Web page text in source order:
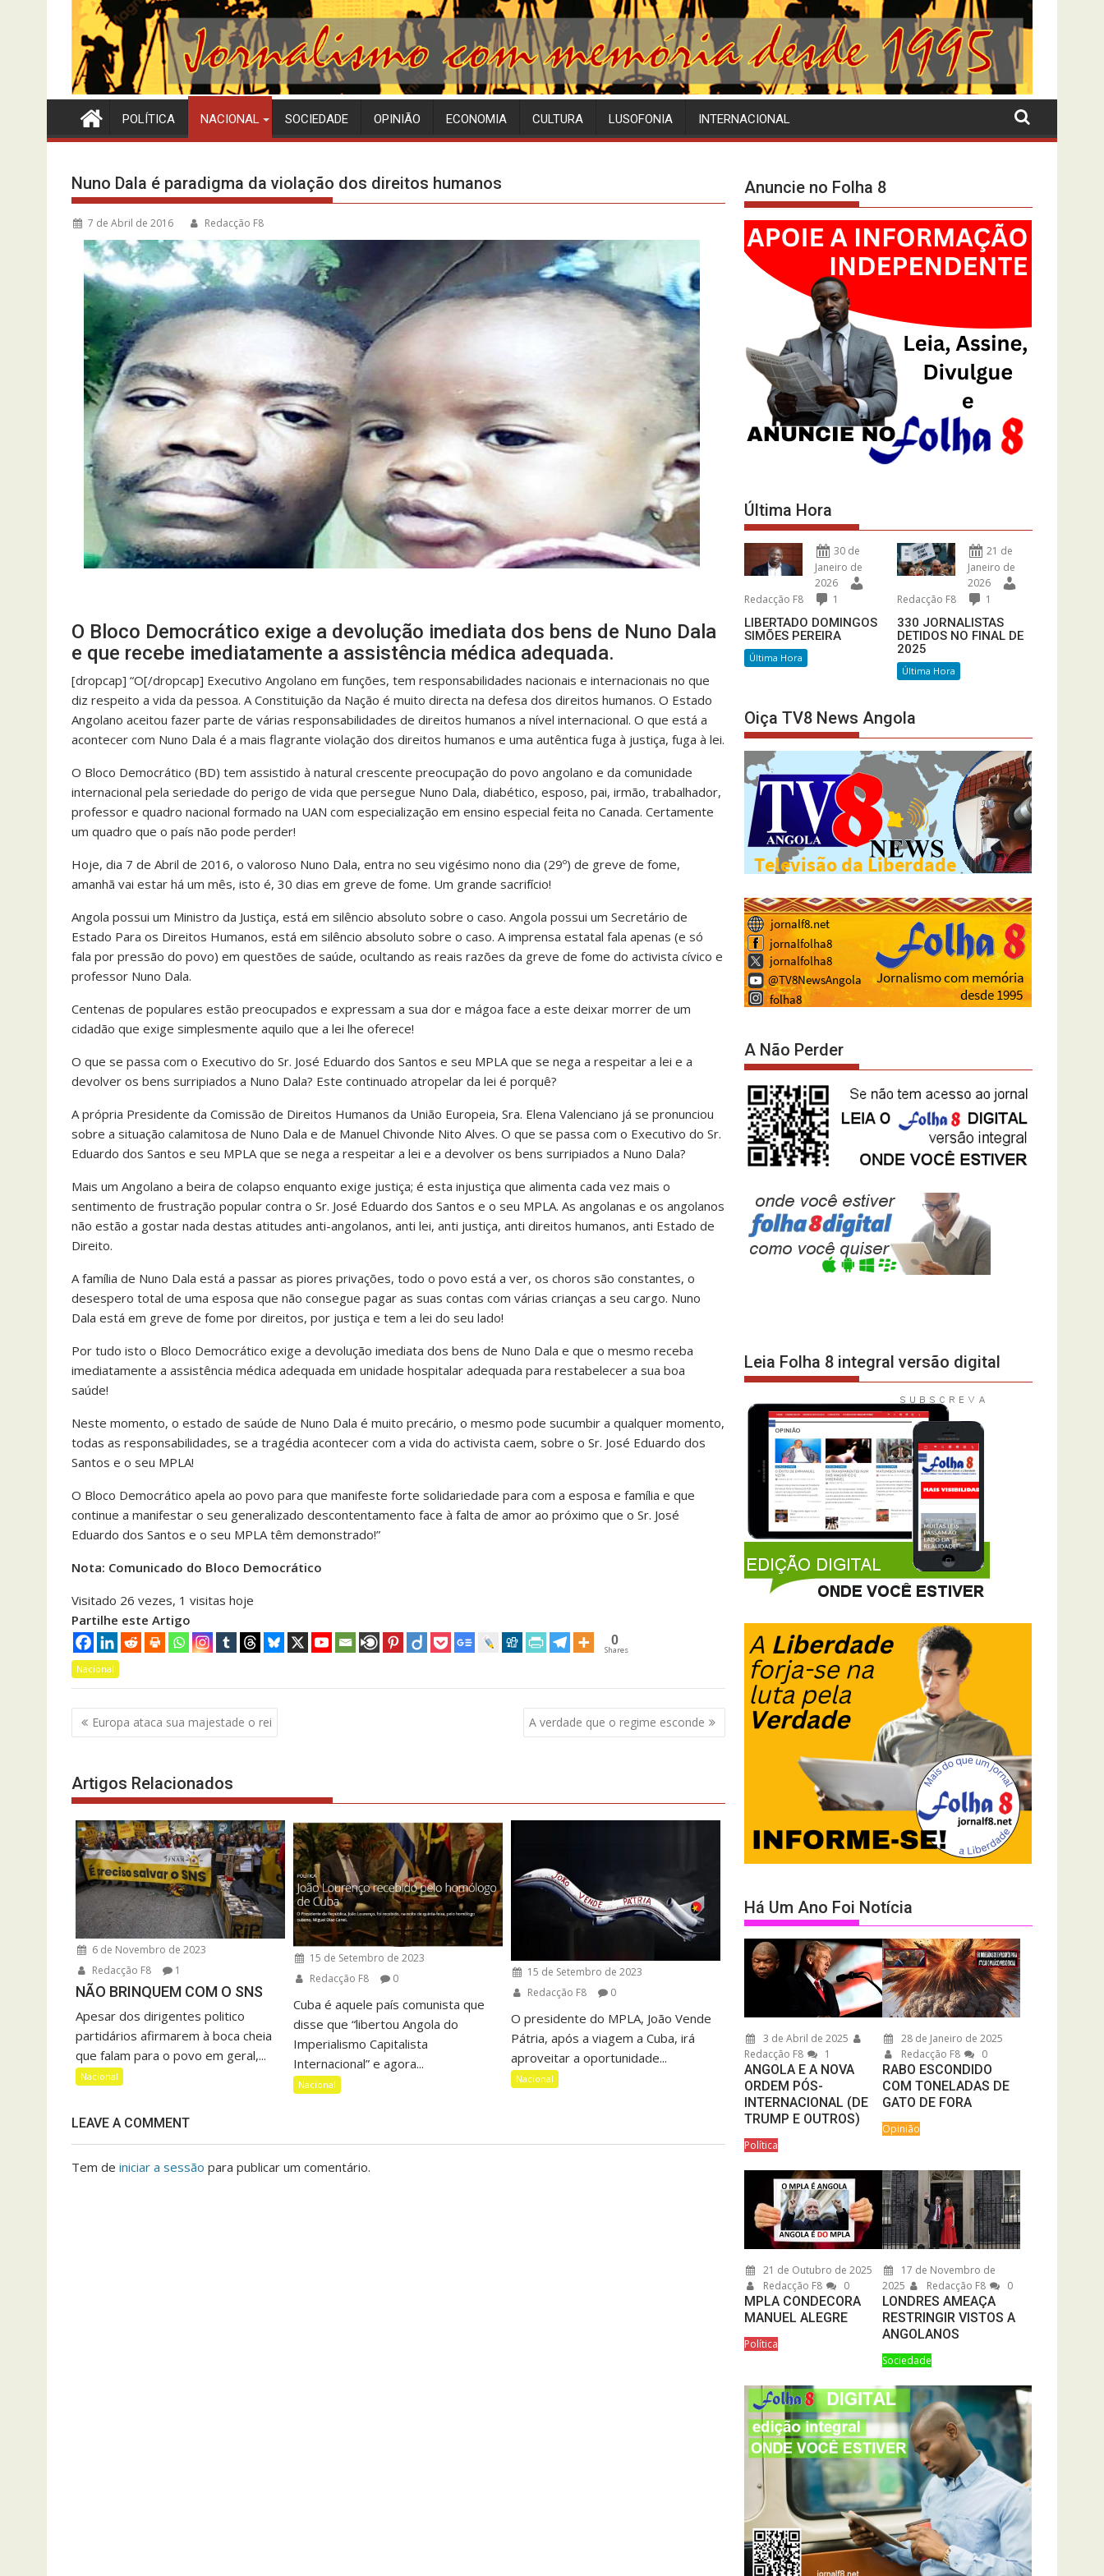
POLÍTICA NACIONAL SOCIEDADE OPINIÃO ECONOMIA CULTURA LUSOFONIA INTERNACIONAL
Nuno Dala é paradigma da violação dos direitos humanos
7 de Abril de 2016 Redacção F8
O Bloco Democrático exige a devolução imediata dos bens de Nuno Dala
e que recebe imediatamente a assistência médica adequada.
[dropcap] “O[/dropcap] Executivo Angolano em funções, tem responsabilidades nacionais e internacionais no que
diz respeito a vida da pessoa. A Constituição da Nação é muito directa na defesa dos direitos humanos. O Estado
Angolano aceitou fazer parte de várias responsabilidades de direitos humanos a nível internacional. O que está a
acontecer com Nuno Dala é a mais flagrante violação dos direitos humanos e uma autêntica fuga à justiça, fuga à lei.
O Bloco Democrático (BD) tem assistido à natural crescente preocupação do povo angolano e da comunidade
internacional pela seriedade do perigo de vida que persegue Nuno Dala, diabético, esposo, pai, irmão, trabalhador,
professor e quadro nacional formado na UAN com especialização em ensino especial feita no Canada. Certamente
um quadro que o país não pode perder!
Hoje, dia 7 de Abril de 2016, o valoroso Nuno Dala, entra no seu vigésimo nono dia (29º) de greve de fome,
amanhã vai estar há um mês, isto é, 30 dias em greve de fome. Um grande sacrifício!
Angola possui um Ministro da Justiça, está em silêncio absoluto sobre o caso. Angola possui um Secretário de
Estado Para os Direitos Humanos, está em silêncio absoluto sobre o caso. A imprensa estatal fala apenas (e só
fala por pressão do povo) em questões de saúde, ocultando as reais razões da greve de fome do activista cívico e
professor Nuno Dala.
Centenas de populares estão preocupados e expressam a sua dor e mágoa face a este deixar morrer de um
cidadão que exige simplesmente aquilo que a lei lhe oferece!
O que se passa com o Executivo do Sr. José Eduardo dos Santos e seu MPLA que se nega a respeitar a lei e a
devolver os bens surripiados a Nuno Dala? Este continuado atropelar da lei é porquê?
A própria Presidente da Comissão de Direitos Humanos da União Europeia, Sra. Elena Valenciano já se pronunciou
sobre a situação calamitosa de Nuno Dala e de Manuel Chivonde Nito Alves. O que se passa com o Executivo do Sr.
Eduardo dos Santos e seu MPLA que se nega a respeitar a lei e a devolver os bens surripiados a Nuno Dala?
Mais um Angolano a beira de colapso enquanto exige justiça; é esta injustiça que alimenta cada vez mais o
sentimento de frustração popular contra o Sr. José Eduardo dos Santos e o seu MPLA. As angolanas e os angolanos
não estão a gostar nada destas atitudes anti-angolanos, anti lei, anti justiça, anti direitos humanos, anti Estado de
Direito.
A família de Nuno Dala está a passar as piores privações, todo o povo está a ver, os choros são constantes, o
desespero total de uma esposa que não consegue pagar as suas contas com várias crianças a seu cargo. Nuno
Dala está em greve de fome por direitos, por justiça e tem a lei do seu lado!
Por tudo isto o Bloco Democrático exige a devolução imediata dos bens de Nuno Dala e que o mesmo receba
imediatamente a assistência médica adequada em unidade hospitalar adequada para restabelecer a sua boa
saúde!
Neste momento, o estado de saúde de Nuno Dala é muito precário, o mesmo pode sucumbir a qualquer momento,
todas as responsabilidades, se a tragédia acontecer com a vida do activista caem, sobre o Sr. José Eduardo dos
Santos e o seu MPLA!
O Bloco Democrático apela ao povo para que manifeste forte solidariedade para com a esposa e família e que
continue a manifestar o seu generalizado descontentamento face à falta de amor ao próximo que o Sr. José
Eduardo dos Santos e o seu MPLA têm demonstrado!”
Nota: Comunicado do Bloco Democrático
Visitado 26 vezes, 1 visitas hoje
Partilhe este Artigo
0
Shares
Nacional
Navegação
de
Europa ataca sua majestade o rei A verdade que o regime esconde
Artigos Relacionados
6 de Novembro de 2023
Redacção F8
1
NÃO BRINQUEM COM O SNS
Apesar dos dirigentes politico
partidários afirmarem à boca cheia
que falam para o povo em geral,...
Nacional
15 de Setembro de 2023
Redacção F8
0
Cuba é aquele país comunista que
disse que “libertou Angola do
Imperialismo Capitalista
Internacional” e agora...
Nacional
15 de Setembro de 2023
Redacção F8
0
O presidente do MPLA, João Vende
Pátria, após a viagem a Cuba, irá
aproveitar a oportunidade...
Nacional
LEAVE A COMMENT
Tem de iniciar a sessão para publicar um comentário.
Anuncie no Folha 8
Última Hora
30 de
Janeiro de
2026
Redacção F8
1
LIBERTADO DOMINGOS
SIMÕES PEREIRA
Última Hora
21 de
Janeiro de
2026
Redacção F8
1
330 JORNALISTAS
DETIDOS NO FINAL DE
2025
Última Hora
Oiça TV8 News Angola
A Não Perder
Leia Folha 8 integral versão digital
Há Um Ano Foi Notícia
3 de Abril de 2025
Redacção F8
1
ANGOLA E A NOVA
ORDEM PÓS-
INTERNACIONAL (DE
TRUMP E OUTROS)
Política
28 de Janeiro de 2025
Redacção F8
0
RABO ESCONDIDO
COM TONELADAS DE
GATO DE FORA
Opinião
21 de Outubro de 2025
Redacção F8
0
MPLA CONDECORA
MANUEL ALEGRE
Política
17 de Novembro de
2025
Redacção F8 0
LONDRES AMEAÇA
RESTRINGIR VISTOS A
ANGOLANOS
Sociedade